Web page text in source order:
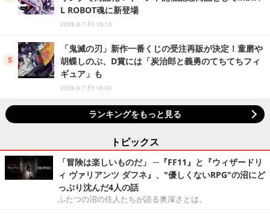
L ROBOT魂に新登場
2026.8.7 Fri 15:15
「鬼滅の刃」新作一番くじの受注再販が決定！童磨や
胡蝶しのぶ、D賞には「炭治郎と義勇のてちてちフィ
ギュア」も
2026.8.7 Fri 16:00
ランキングをもっと見る
トピックス
「冒険は楽しいものだ」 ─『FF11』と『ウィザードリ
ィ ヴァリアンツ ダフネ』、"優しくないRPG"の沼にど
っぷり沈んだ4人の話
ふたつの沼の住人たちが語る奥深さとは。